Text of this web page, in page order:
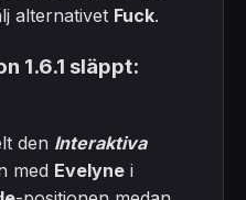
alternativet Fuck.
1.6.1 släppt:
den Interaktiva
med Evelyne i